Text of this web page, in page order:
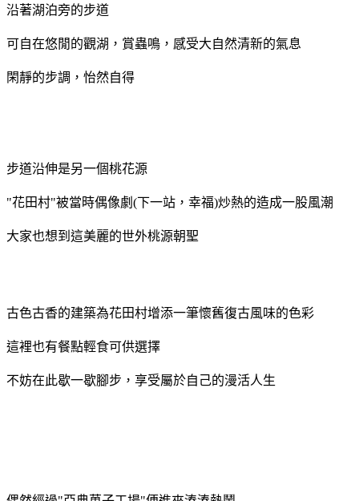
沿著湖泊旁的步道
可自在悠閒的觀湖，賞蟲鳴，感受大自然清新的氣息
閑靜的步調，怡然自得
步道沿伸是另一個桃花源
"花田村"被當時偶像劇(下一站，幸福)炒熱的造成一股風潮
大家也想到這美麗的世外桃源朝聖
古色古香的建築為花田村增添一筆懷舊復古風味的色彩
這裡也有餐點輕食可供選擇
不妨在此歇一歇腳步，享受屬於自己的漫活人生